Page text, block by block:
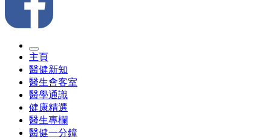
主頁
醫健新知
醫生會客室
醫學通識
健康精選
醫生專欄
醫健一分鐘